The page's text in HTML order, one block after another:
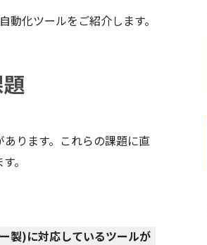
化ツールをご紹介します。
ります。これらの課題に直
。
製)に対応しているツールが